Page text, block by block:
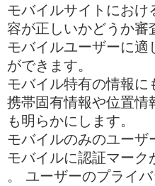
モバイルサイトにお
容が正しいかどうか審
モバイルユーザーに
ができます。
モバイル特有の情報に
携帯固有情報や位置情
も明らかにします。
モバイルのみのユーザ
モバイルに認証マーク
。 ユーザーのプライ